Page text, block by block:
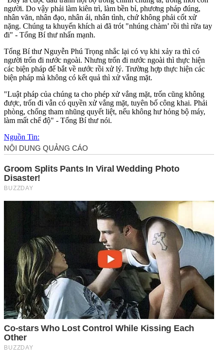
người. Do vậy phải làm kiên trì, làm bền bỉ, phương pháp đúng,
nhân văn, nhân đạo, nhân ái, nhân tình, chứ không phải cốt xử
nặng. Chúng ta khuyến khích ai đã trót "nhúng chàm’ rồi thì rửa tay
đi" - Tổng Bí thư nhấn mạnh.
Tổng Bí thư Nguyễn Phú Trọng nhắc lại có vụ khi xảy ra thì có
người trốn đi nước ngoài. Nhưng trốn đi nước ngoài thì thực hiện
các biện pháp để bắt về nước rồi xử lý. Trường hợp thực hiện các
biện pháp mà không có kết quả thì xử vắng mặt.
"Luật pháp của chúng ta cho phép xử vắng mặt, trốn cũng không
được, trốn đi vẫn có quyền xử vắng mặt, tuyên bố công khai. Phải
phòng, chống tham nhũng quyết liệt, nếu không hư hỏng bộ máy,
làm mất chế độ" - Tổng Bí thư nói.
Nguồn Tin: